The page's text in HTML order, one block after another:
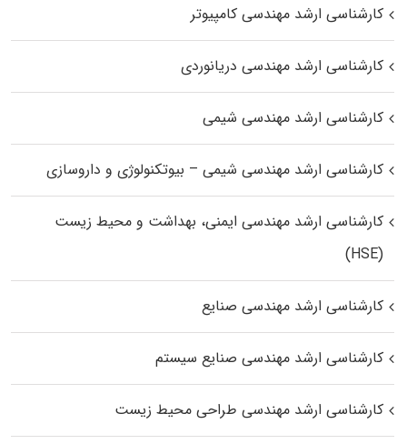
کارشناسی ارشد مهندسی کامپیوتر
کارشناسی ارشد مهندسی دریانوردی
کارشناسی ارشد مهندسی شیمی
کارشناسی ارشد مهندسی شیمی – بیوتکنولوژی و داروسازی
کارشناسی ارشد مهندسی ایمنی، بهداشت و محیط زیست
(HSE)
کارشناسی ارشد مهندسی صنایع
کارشناسی ارشد مهندسی صنایع سیستم
کارشناسی ارشد مهندسی طراحی محیط زیست